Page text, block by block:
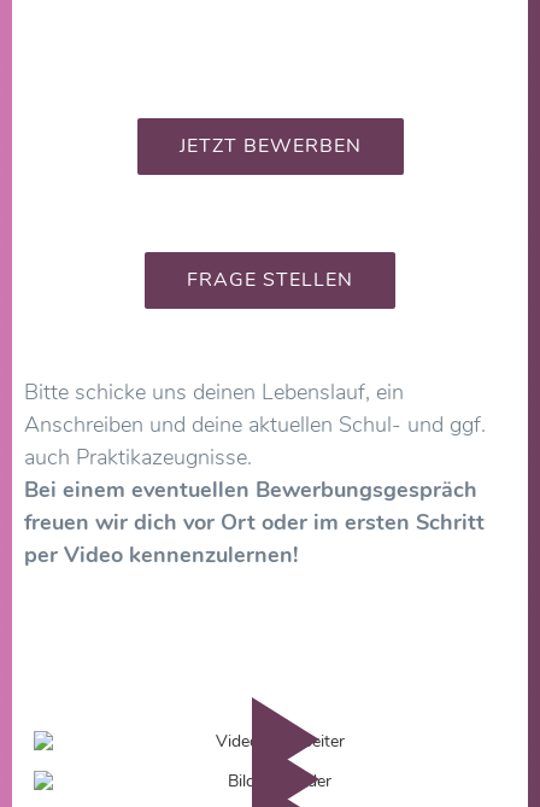
JETZT BEWERBEN
FRAGE STELLEN
Bitte schicke uns deinen Lebenslauf, ein
Anschreiben und deine aktuellen Schul- und ggf.
auch Praktikazeugnisse.
Bei einem eventuellen Bewerbungsgespräch
freuen wir dich vor Ort oder im ersten Schritt
per Video kennenzulernen!